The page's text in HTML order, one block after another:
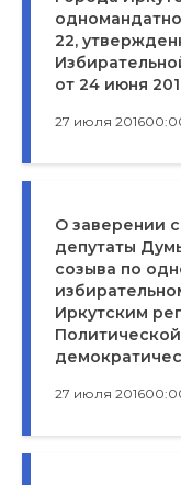
22,
от 24 июня
27 июля 2016
О заверении
депутаты
созыва по
Иркутским
27 июля 2016